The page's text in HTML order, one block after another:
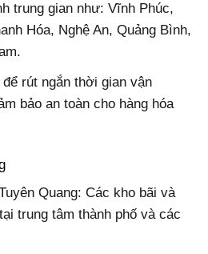
trung gian như: Vĩnh Phúc,
Hóa, Nghệ An, Quảng Bình,
rút ngắn thời gian vận
bảo an toàn cho hàng hóa
Quang: Các kho bãi và
trung tâm thành phố và các